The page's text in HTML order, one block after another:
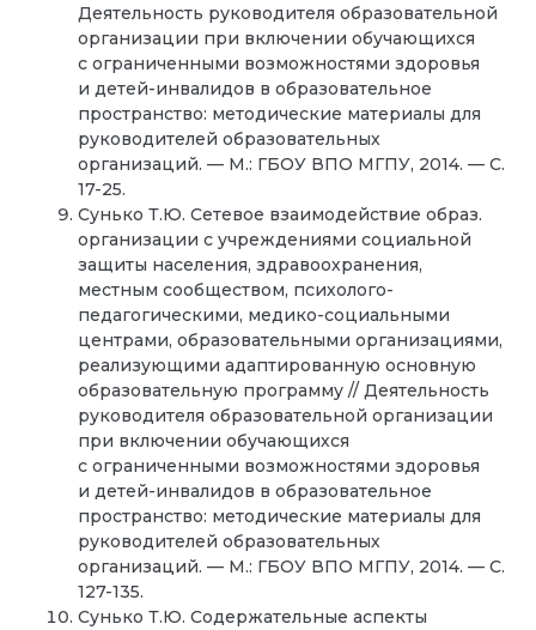
Деятельность руководителя образовательной
организации при включении обучающихся
с ограниченными возможностями здоровья
и детей-инвалидов в образовательное
пространство: методические материалы для
руководителей образовательных
организаций. — М.: ГБОУ ВПО МГПУ, 2014. — С.
17-25.
Сунько Т.Ю. Сетевое взаимодействие образ.
организации с учреждениями социальной
защиты населения, здравоохранения,
местным сообществом, психолого-
педагогическими, медико-социальными
центрами, образовательными организациями,
реализующими адаптированную основную
образовательную программу // Деятельность
руководителя образовательной организации
при включении обучающихся
с ограниченными возможностями здоровья
и детей-инвалидов в образовательное
пространство: методические материалы для
руководителей образовательных
организаций. — М.: ГБОУ ВПО МГПУ, 2014. — С.
127-135.
Сунько Т.Ю. Содержательные аспекты